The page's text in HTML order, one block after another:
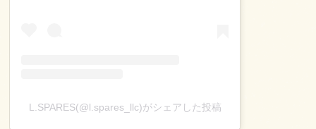
L.SPARES(@l.spares_llc)がシェアした投稿